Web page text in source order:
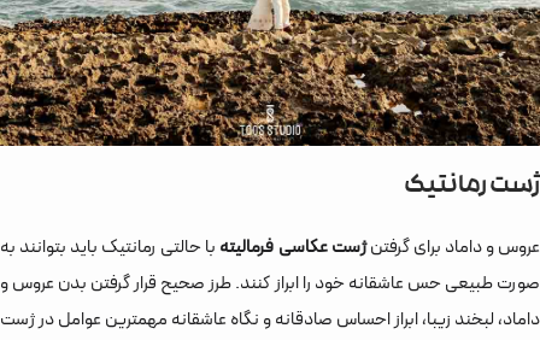
ژست رمانتیک
عروس و داماد برای گرفتنژست عکاسی فرمالیته با حالتی رمانتیک باید بتوانند به
صورت طبیعی حس عاشقانه خود را ابراز کنند. طرز صحیح قرار گرفتن بدن عروس و
داماد، لبخند زیبا، ابراز احساس صادقانه و نگاه عاشقانه مهمترین عوامل در ژست